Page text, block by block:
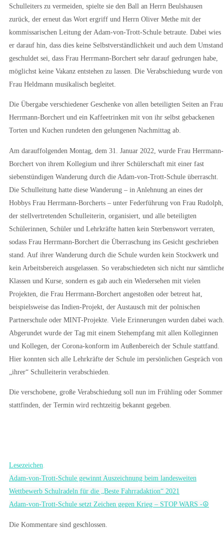
Schulleiters zu vermeiden, spielte sie den Ball an Herrn Beulshausen
zurück, der erneut das Wort ergriff und Herrn Oliver Methe mit der
kommissarischen Leitung der Adam-von-Trott-Schule betraute. Dabei wies
er darauf hin, dass dies keine Selbstverständlichkeit und auch dem Umstand
geschuldet sei, dass Frau Herrmann-Borchert sehr darauf gedrungen habe,
möglichst keine Vakanz entstehen zu lassen. Die Verabschiedung wurde von
Frau Heldmann musikalisch begleitet.
Die Übergabe verschiedener Geschenke von allen beteiligten Seiten an Frau
Herrmann-Borchert und ein Kaffeetrinken mit von ihr selbst gebackenen
Torten und Kuchen rundeten den gelungenen Nachmittag ab.
Am darauffolgenden Montag, dem 31. Januar 2022, wurde Frau Herrmann-
Borchert von ihrem Kollegium und ihrer Schülerschaft mit einer fast
siebenstündigen Wanderung durch die Adam-von-Trott-Schule überrascht.
Die Schulleitung hatte diese Wanderung – in Anlehnung an eines der
Hobbys Frau Herrmann-Borcherts – unter Federführung von Frau Rudolph,
der stellvertretenden Schulleiterin, organisiert, und alle beteiligten
Schülerinnen, Schüler und Lehrkräfte hatten kein Sterbenswort verraten,
sodass Frau Herrmann-Borchert die Überraschung ins Gesicht geschrieben
stand. Auf ihrer Wanderung durch die Schule wurden kein Stockwerk und
kein Arbeitsbereich ausgelassen. So verabschiedeten sich nicht nur sämtliche
Klassen und Kurse, sondern es gab auch ein Wiedersehen mit vielen
Projekten, die Frau Herrmann-Borchert angestoßen oder betreut hat,
beispielsweise das Indien-Projekt, der Austausch mit der polnischen
Partnerschule oder MINT-Projekte. Viele Erinnerungen wurden dabei wach.
Abgerundet wurde der Tag mit einem Stehempfang mit allen Kolleginnen
und Kollegen, der Corona-konform im Außenbereich der Schule stattfand.
Hier konnten sich alle Lehrkräfte der Schule im persönlichen Gespräch von
„ihrer“ Schulleiterin verabschieden.
Die verschobene, große Verabschiedung soll nun im Frühling oder Sommer
stattfinden, der Termin wird rechtzeitig bekannt gegeben.
Lesezeichen.
Adam-von-Trott-Schule gewinnt Auszeichnung beim landesweiten
Wettbewerb Schulradeln für die „Beste Fahrradaktion“ 2021
Adam-von-Trott-Schule setzt Zeichen gegen Krieg – STOP WARS -☮
Die Kommentare sind geschlossen.